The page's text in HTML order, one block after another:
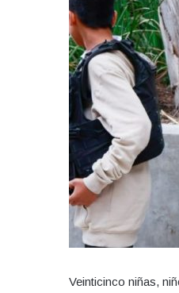
Veinticinco niñas,